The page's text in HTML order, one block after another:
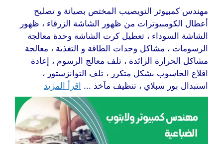
مهندس كمبيوتر النويصيب المختص بصيانة و تصليح
أعطال الكومبيوترات من ظهور الشاشة الزرقاء ، ظهور
الشاشة السوداء ، تعطيل كرت الشاشة وحدة معالجة
الرسومات ، مشاكل وحدات الطاقة و التغذية ، معالجة
مشاكل الحرارة الزائدة ، تلف معالج الرسوم ، إعادة
اقلاع الحاسوب بشكل متكرر ، تلف التوانزستور ،
استبدال بور سبلاي ، تنظيف مآخذ ... اقرأ المزيد